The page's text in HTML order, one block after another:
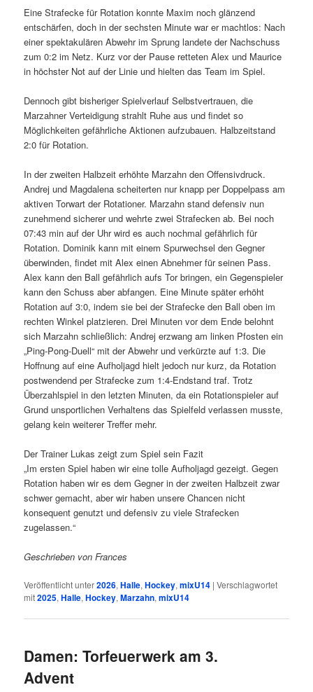
Eine Strafecke für Rotation konnte Maxim noch glänzend
entschärfen, doch in der sechsten Minute war er machtlos: Nach
einer spektakulären Abwehr im Sprung landete der Nachschuss
zum 0:2 im Netz. Kurz vor der Pause retteten Alex und Maurice
in höchster Not auf der Linie und hielten das Team im Spiel.
Dennoch gibt bisheriger Spielverlauf Selbstvertrauen, die
Marzahner Verteidigung strahlt Ruhe aus und findet so
Möglichkeiten gefährliche Aktionen aufzubauen. Halbzeitstand
2:0 für Rotation.
In der zweiten Halbzeit erhöhte Marzahn den Offensivdruck.
Andrej und Magdalena scheiterten nur knapp per Doppelpass am
aktiven Torwart der Rotationer. Marzahn stand defensiv nun
zunehmend sicherer und wehrte zwei Strafecken ab. Bei noch
07:43 min auf der Uhr wird es auch nochmal gefährlich für
Rotation. Dominik kann mit einem Spurwechsel den Gegner
überwinden, findet mit Alex einen Abnehmer für seinen Pass.
Alex kann den Ball gefährlich aufs Tor bringen, ein Gegenspieler
kann den Schuss aber abfangen. Eine Minute später erhöht
Rotation auf 3:0, indem sie bei der Strafecke den Ball oben im
rechten Winkel platzieren. Drei Minuten vor dem Ende belohnt
sich Marzahn schließlich: Andrej erzwang am linken Pfosten ein
„Ping-Pong-Duell“ mit der Abwehr und verkürzte auf 1:3. Die
Hoffnung auf eine Aufholjagd hielt jedoch nur kurz, da Rotation
postwendend per Strafecke zum 1:4-Endstand traf. Trotz
Überzahlspiel in den letzten Minuten, da ein Rotationspieler auf
Grund unsportlichen Verhaltens das Spielfeld verlassen musste,
gelang kein weiterer Treffer mehr.
Der Trainer Lukas zeigt zum Spiel sein Fazit
„Im ersten Spiel haben wir eine tolle Aufholjagd gezeigt. Gegen
Rotation haben wir es dem Gegner in der zweiten Halbzeit zwar
schwer gemacht, aber wir haben unsere Chancen nicht
konsequent genutzt und defensiv zu viele Strafecken
zugelassen.“
Geschrieben von Frances
Veröffentlicht unter2026,Halle,Hockey,mixU14 |Verschlagwortet
mit2025,Halle,Hockey,Marzahn,mixU14
Damen: Torfeuerwerk am 3.
Advent